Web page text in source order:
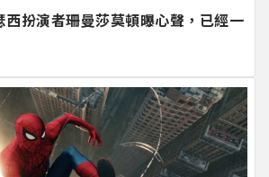
西扮演者珊曼莎莫頓曝心聲，已經一